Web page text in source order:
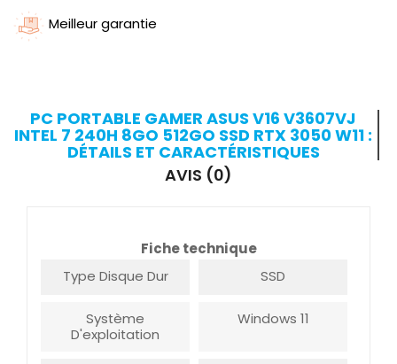
Meilleur garantie
PC PORTABLE GAMER ASUS V16 V3607VJ
INTEL 7 240H 8GO 512GO SSD RTX 3050 W11 :
DÉTAILS ET CARACTÉRISTIQUES
AVIS (0)
Fiche technique
Type Disque Dur
SSD
Système
D'exploitation
Windows 11